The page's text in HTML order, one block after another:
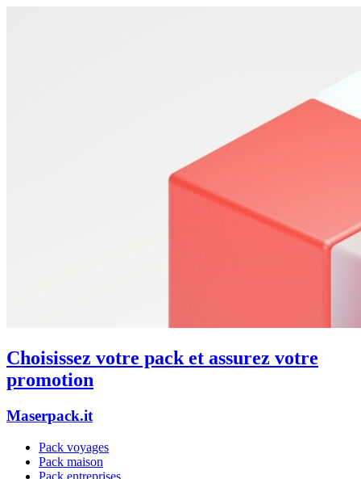
Choisissez votre pack et assurez votre
promotion
Maserpack.it
Pack voyages
Pack maison
Pack entreprises